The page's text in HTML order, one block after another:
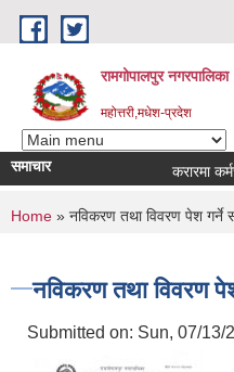
Skip to main content
रामगोपालपुर नगरपालिका
महोत्तरी,मधेश-प्रदेश
समाचार करारमा
You are here
Home » नविकरण तथा विवरण पेश गर्ने
नविकरण तथा विवरण
Submitted on: Sun, 07/13/